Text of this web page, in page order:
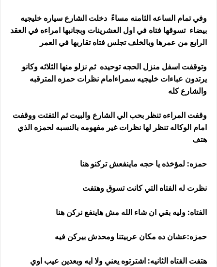
وفي تمام الساعه الثامنه مساءً دخلت الشارع سياره خليجيه
بيضاء تسوقها فتاه في اول العشرينات وبجانبها امراءه في العقد
الرابع من عمرها وبالخلف تجلس فتاه تقاربها في العمر
وتوقفت اسفل منزل الحجه توحيده ثم نزلو منها الثلاثه وكانو
يرتدون عباءات خليجيه سمراءامام نظرات حمزه المترقبه
والشارع كله
وقفت المراءه تنظر بحب الي الشارع والبيت ثم التفتت ووقفت
امام الوكاله تنظر لها نظرات غير مفهومه بالنسبه لحمزه الذي
هتف
حمزه: لمؤخذه يا حجه ماينفعش تركنو هنا
نظرت له الفتاه التي كانت تسوق وهتفت
الفتاه: وليه بقي ان شاء الله مش هاينفع نركن هنا
حمزه:عشان ده مكان عربيتنا ومحدش بيركن فيه
هتفت الفتاه الثانيه: اشترتوه يعني ولا ايه وبعدين عيب اوي